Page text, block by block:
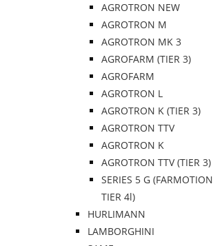
AGROTRON NEW
AGROTRON M
AGROTRON MK 3
AGROFARM (TIER 3)
AGROFARM
AGROTRON L
AGROTRON K (TIER 3)
AGROTRON TTV
AGROTRON K
AGROTRON TTV (TIER 3)
SERIES 5 G (FARMOTION
TIER 4l)
HURLIMANN
LAMBORGHINI